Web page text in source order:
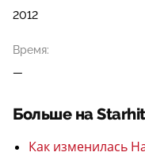
2012
Время:
—
Больше на
Как изменилась